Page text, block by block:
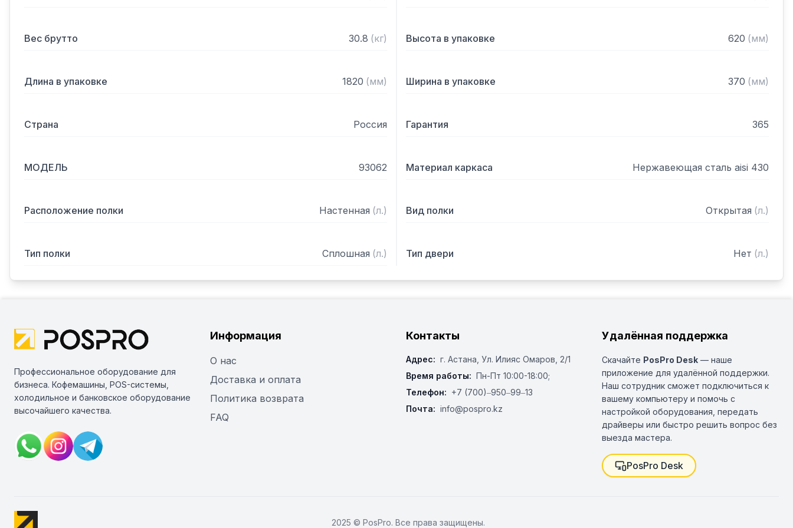
Вес брутто 30.8 (кг) Высота в упаковке 620 (мм)
Длина в упаковке 1820 (мм) Ширина в упаковке 370 (мм)
Страна Россия Гарантия 365
МОДЕЛЬ 93062 Материал каркаса Нержавеющая сталь aisi 430
Расположение полки Настенная (л.) Вид полки Открытая (л.)
Тип полки Сплошная (л.) Тип двери Нет (л.)
Профессиональное оборудование для
бизнеса. Кофемашины, POS-системы,
холодильное и банковское оборудование
высочайшего качества.
Информация
О нас
Доставка и оплата
Политика возврата
FAQ
Контакты
Адрес: г. Астана, ​Ул. Илияс Омаров, 2/1
Время работы: Пн-Пт 10:00-18:00;
Телефон: +7 (700)‒950‒99‒13
Почта: info@pospro.kz
Удалённая поддержка
Скачайте PosPro Desk — наше
приложение для удалённой поддержки.
Наш сотрудник сможет подключиться к
вашему компьютеру и помочь с
настройкой оборудования, передать
драйверы или быстро решить вопрос без
выезда мастера.
PosPro Desk
2025 © PosPro. Все права защищены.